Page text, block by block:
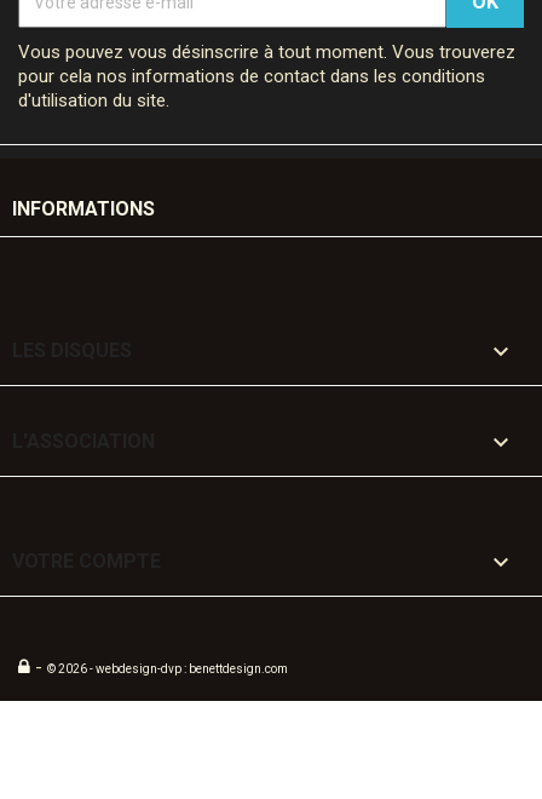
Vous pouvez vous désinscrire à tout moment. Vous trouverez
pour cela nos informations de contact dans les conditions
d'utilisation du site.
INFORMATIONS



- © 2026 - webdesign-dvp : benettdesign.com